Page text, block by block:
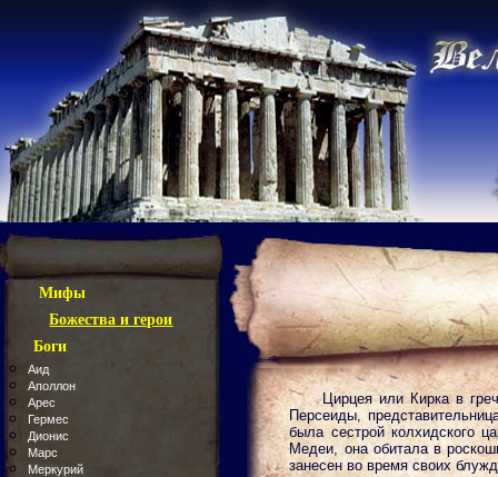
Мифы
Божества и герои
Боги
Аид
Аполлон
Арес
Гермес
Дионис
Марс
Меркурий
Цирцея или Кирка в
Персеиды,
была сестрой колхидского
Медеи, она обитала в
занесен во время своих